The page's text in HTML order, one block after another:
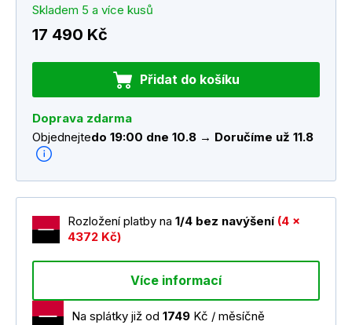
Skladem 5 a více kusů
17 490 Kč
Přidat do košíku
Doprava zdarma
Objednejtedo 19:00 dne 10.8 → Doručíme už 11.8
Rozložení platby na 1/4 bez navýšení (4 x
4372 Kč)
Více informací
Na splátky již od 1749 Kč / měsíčně